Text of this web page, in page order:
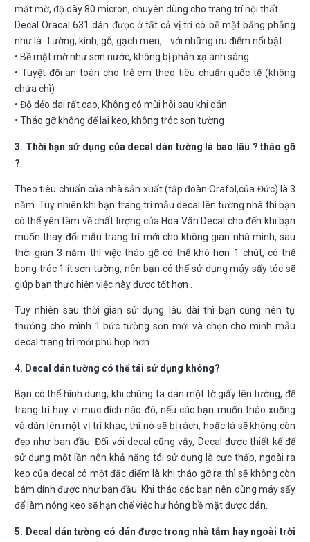
mặt mờ, độ dày 80 micron, chuyên dùng cho trang trí nội thất.
Decal Oracal 631 dán được ở tất cả vị trí có bề mặt bằng phẳng
như là: Tường, kính, gỗ, gạch men,… với những ưu điểm nổi bật:
• Bề mặt mờ như sơn nước, không bị phản xạ ánh sáng
• Tuyệt đối an toàn cho trẻ em theo tiêu chuẩn quốc tế (không
chứa chì)
• Độ dẻo dai rất cao, Không có mùi hôi sau khi dán
• Tháo gỡ không để lại keo, không tróc sơn tường
3. Thời hạn sử dụng của decal dán tường là bao lâu ? tháo gỡ
?
Theo tiêu chuẩn của nhà sản xuất (tập đoàn Orafol,của Đức) là 3
năm. Tuy nhiên khi bạn trang trí mẫu decal lên tường nhà thì bạn
có thể yên tâm về chất lượng của Hoa Văn Decal cho đến khi bạn
muốn thay đổi mẫu trang trí mới cho không gian nhà mình, sau
thời gian 3 năm thì việc tháo gỡ có thể khó hơn 1 chút, có thể
bong tróc 1 ít sơn tường, nên bạn có thể sử dụng máy sấy tóc sẽ
giúp bạn thực hiện việc này được tốt hơn .
Tuy nhiên sau thời gian sử dụng lâu dài thì bạn cũng nên tự
thưởng cho mình 1 bức tường sơn mới và chọn cho mình mẫu
decal trang trí mới phù hợp hơn….
4. Decal dán tường có thể tái sử dụng không?
Bạn có thể hình dung, khi chúng ta dán một tờ giấy lên tường, để
trang trí hay vì mục đích nào đó, nếu các bạn muốn tháo xuống
và dán lên một vị trí khác, thì nó sẽ bị rách, hoặc là sẽ không còn
đẹp như ban đầu. Đối với decal cũng vậy, Decal được thiết kế để
sử dụng một lần nên khả năng tái sử dụng là cực thấp, ngoài ra
keo của decal có một đặc điểm là khi tháo gỡ ra thì sẽ không còn
bám dính được như ban đầu. Khi tháo các bạn nên dùng máy sấy
để làm nóng keo sẽ hạn chế việc hư hỏng bề mặt được dán.
5. Decal dán tường có dán được trong nhà tắm hay ngoài trời